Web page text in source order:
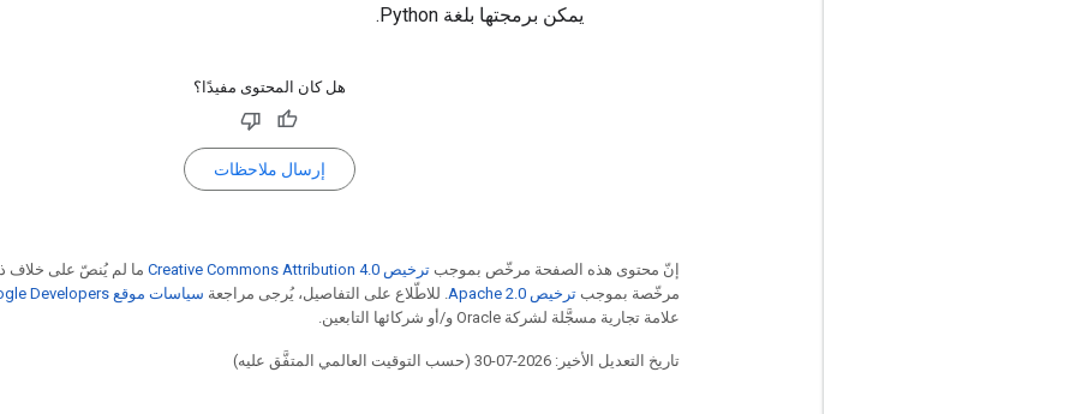
يمكن برمجتها بلغة Python.
هل كان المحتوى مفيدًا؟
إرسال ملاحظات
إنّ محتوى هذه الصفحة مرخّص بموجب ترخيص Creative Commons Attribution 4.0‏
ما لم يُنصّ على خلاف
مرخّصة بموجب ترخيص Apache 2.0‏ . للاطّلاع على التفاصيل، يُرجى مراجعة سياسات موقع Google Developers‏
علامة تجارية مسجَّلة لشركة Oracle و/أو شركائها التابعين.
تاريخ التعديل الأخير: 2026-07-30 (حسب التوقيت العالمي المتفَّق عليه)